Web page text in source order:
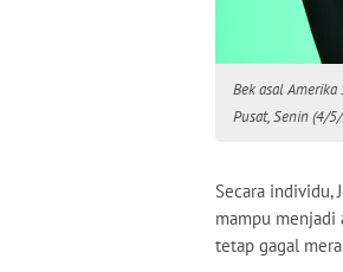
Bek asal
Pusat, Senin (4/
Secara individu,
mampu menjadi
tetap gagal